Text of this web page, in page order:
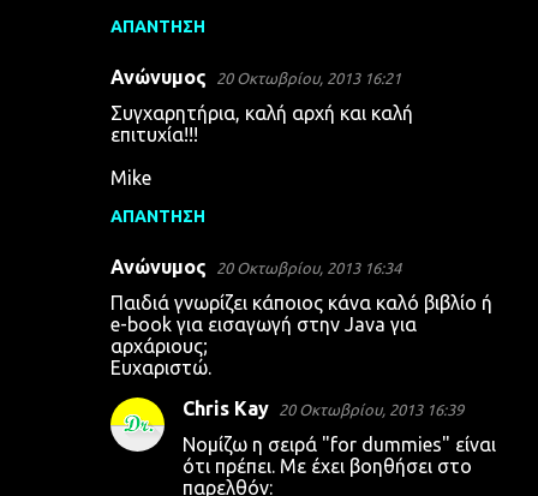
ΑΠΆΝΤΗΣΗ
Ανώνυμος 20 Οκτωβρίου, 2013 16:21
Συγχαρητήρια, καλή αρχή και καλή
επιτυχία!!!
Mike
ΑΠΆΝΤΗΣΗ
Ανώνυμος 20 Οκτωβρίου, 2013 16:34
Παιδιά γνωρίζει κάποιος κάνα καλό βιβλίο ή
e-book για εισαγωγή στην Java για
αρχάριους;
Ευχαριστώ.
Chris Kay 20 Οκτωβρίου, 2013 16:39
Νομίζω η σειρά "for dummies" είναι
ότι πρέπει. Με έχει βοηθήσει στο
παρελθόν: